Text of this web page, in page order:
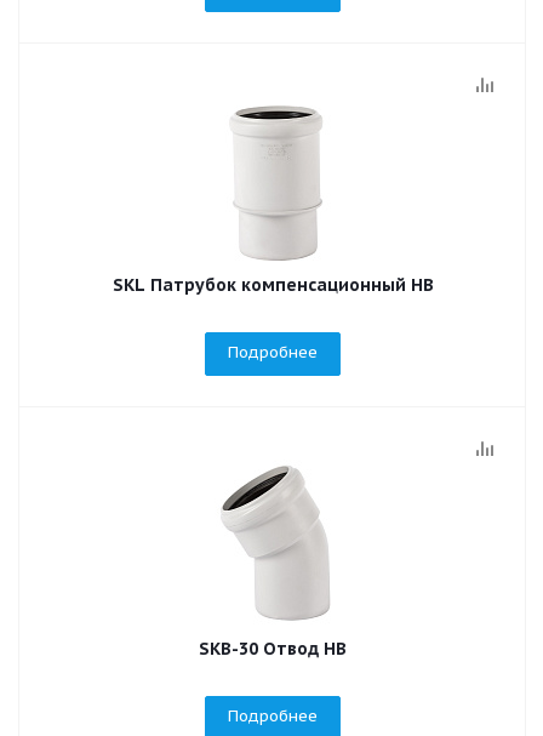
SKL Патрубок компенсационный НВ
Подробнее
SKB-30 Отвод НВ
Подробнее